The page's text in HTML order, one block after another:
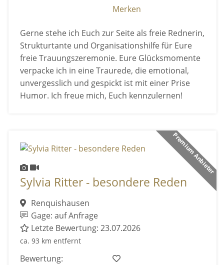
Merken
Gerne stehe ich Euch zur Seite als freie Rednerin,
Strukturtante und Organisationshilfe für Eure
freie Trauungszeremonie. Eure Glücksmomente
verpacke ich in eine Traurede, die emotional,
unvergesslich und gespickt ist mit einer Prise
Humor. Ich freue mich, Euch kennzulernen!
Premium Anbieter
Sylvia Ritter - besondere Reden
Renquishausen
Gage: auf Anfrage
Letzte Bewertung: 23.07.2026
ca. 93 km entfernt
Bewertung: